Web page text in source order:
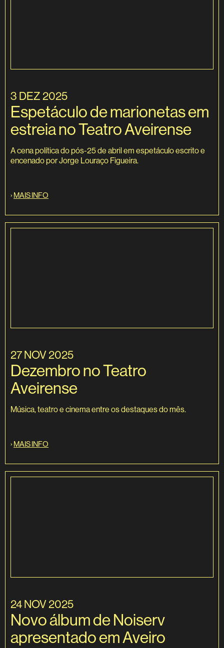
3 DEZ 2025
Espetáculo de marionetas em
estreia no Teatro Aveirense
A cena política do pós-25 de abril em espetáculo escrito e
encenado por Jorge Louraço Figueira.
› MAIS INFO
27 NOV 2025
Dezembro no Teatro
Aveirense
Música, teatro e cinema entre os destaques do mês.
› MAIS INFO
24 NOV 2025
Novo álbum de Noiserv
apresentado em Aveiro